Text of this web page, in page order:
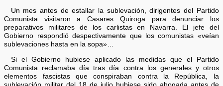
Un mes antes de estallar la sublevación, dirigentes del Partido
Comunista visitaron a Casares Quiroga para denunciar los
preparativos militares de los carlistas en Navarra. El jefe del
Gobierno respondió despectivamente que los comunistas «veían
sublevaciones hasta en la sopa»…
Si el Gobierno hubiese aplicado las medidas que el Partido
Comunista reclamaba día tras día contra los generales y otros
elementos fascistas que conspiraban contra la República, la